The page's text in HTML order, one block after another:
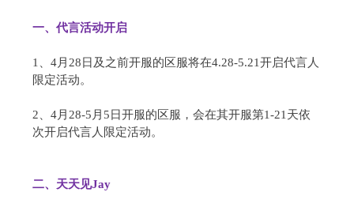
一、代言活动开启
1、4月28日及之前开服的区服将在4.28-5.21开启代言人
限定活动。
2、4月28-5月5日开服的区服，会在其开服第1-21天依
次开启代言人限定活动。
二、天天见Jay